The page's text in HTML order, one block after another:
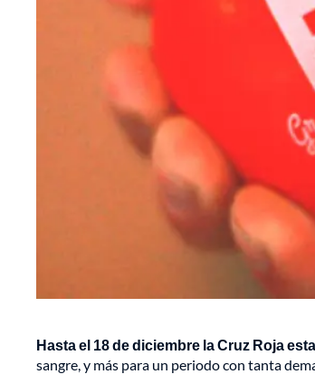
Hasta el 18 de diciembre la Cruz Roja
sangre, y más para un periodo con tanta